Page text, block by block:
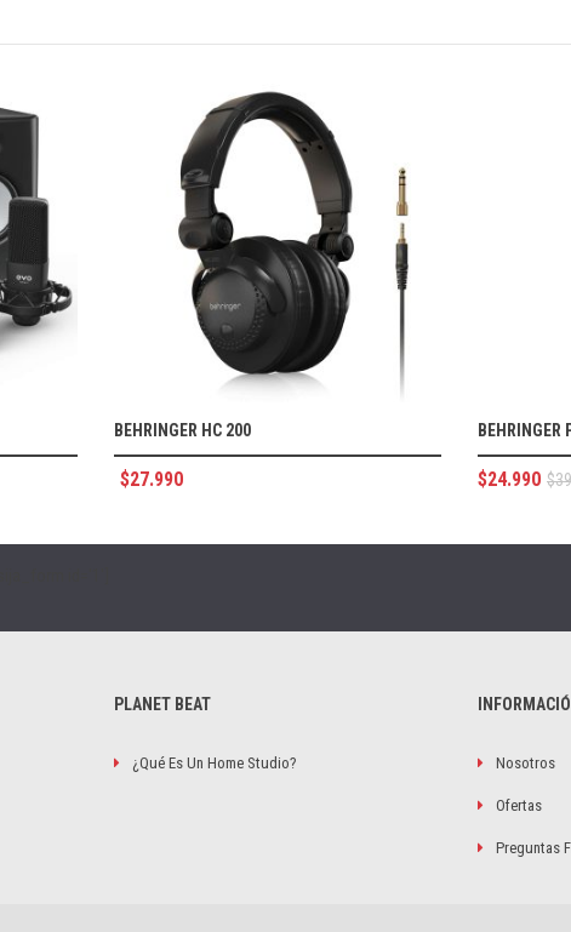
BEHRINGER HC 200
$27.990
BEHRINGER
$
$24.990
PLANET BEAT
¿Qué Es Un Home Studio? Nosotros
Ofertas
Preguntas